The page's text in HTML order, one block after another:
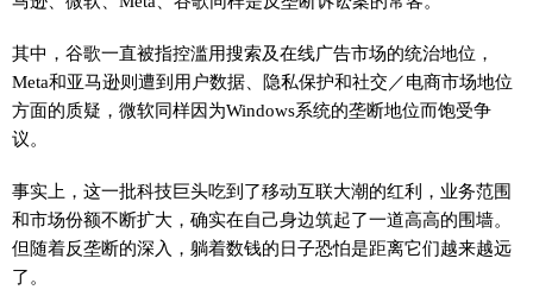
其中，谷歌一直被指控滥用搜索及在线广告市场的统治地位，
Meta和亚马逊则遭到用户数据、隐私保护和社交／电商市场地位
方面的质疑，微软同样因为Windows系统的垄断地位而饱受争
议。
事实上，这一批科技巨头吃到了移动互联大潮的红利，业务范围
和市场份额不断扩大，确实在自己身边筑起了一道高高的围墙。
但随着反垄断的深入，躺着数钱的日子恐怕是距离它们越来越远
了。